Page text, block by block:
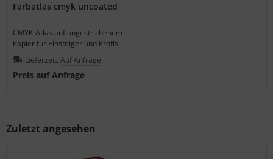
Farbatlas cmyk uncoated
CMYK-Atlas auf ungestrichenem
Papier für Einsteiger und Profis
mit vollständigem
Schwarzüberdruck.
Lieferzeit: Auf Anfrage
Preis auf Anfrage
Zuletzt angesehen